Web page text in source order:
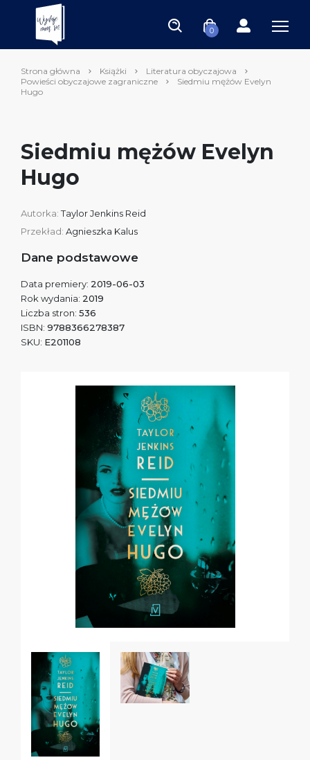
0
Strona główna Książki
Literatura obyczajowa
Powieści obyczajowe zagraniczne
Siedmiu mężów Evelyn
Hugo
Siedmiu mężów Evelyn
Hugo
Autorka:Taylor Jenkins Reid
Przekład: Agnieszka Kalus
Dane podstawowe
Data premiery: 2019-06-03
Rok wydania: 2019
Liczba stron: 536
ISBN: 9788366278387
SKU: E201108